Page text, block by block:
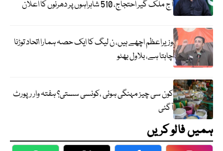
آج ملک گیر احتجاج، 510 شاہراہوں پر دھرنوں کا اعلان
وزیراعظم اچھے ہیں، ن لیگ کا ایک حصہ ہمارا اتحاد توڑنا
چاہتا ہے، بلاول بھٹو
کون سی چیز مہنگی ہوئی ،کونسی سستی؟ ہفتہ وار رپورٹ
آگئی
ہمیں فالو کریں